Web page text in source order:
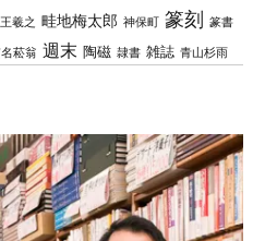
王羲之 畦地梅太郎 神保町 篆刻 篆書
菘翁 週末 陶磁 隷書 雑誌 青山杉雨